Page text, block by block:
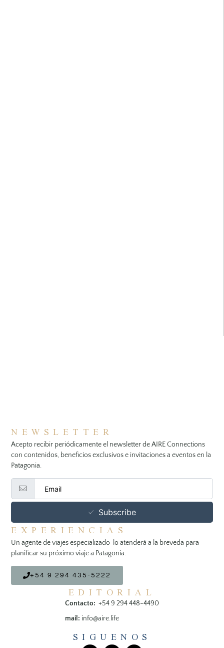
NEWSLETTER
Acepto recibir periódicamente el newsletter de AIRE Connections
con contenidos, beneficios exclusivos e invitaciones a eventos en la
Patagonia.
Subscribe
EXPERIENCIAS
Un agente de viajes especializado lo atenderá a la breveda para
planificar su próximo viaje a Patagonia.
+54 9 294 435-5222
EDITORIAL
Contacto: +54 9 294 448-4490
mail: info@aire.life
SIGUENOS